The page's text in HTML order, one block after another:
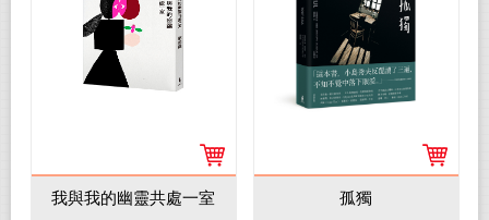
我與我的幽靈共處一室 孤獨